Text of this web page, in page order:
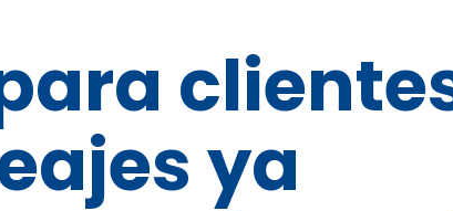
ya